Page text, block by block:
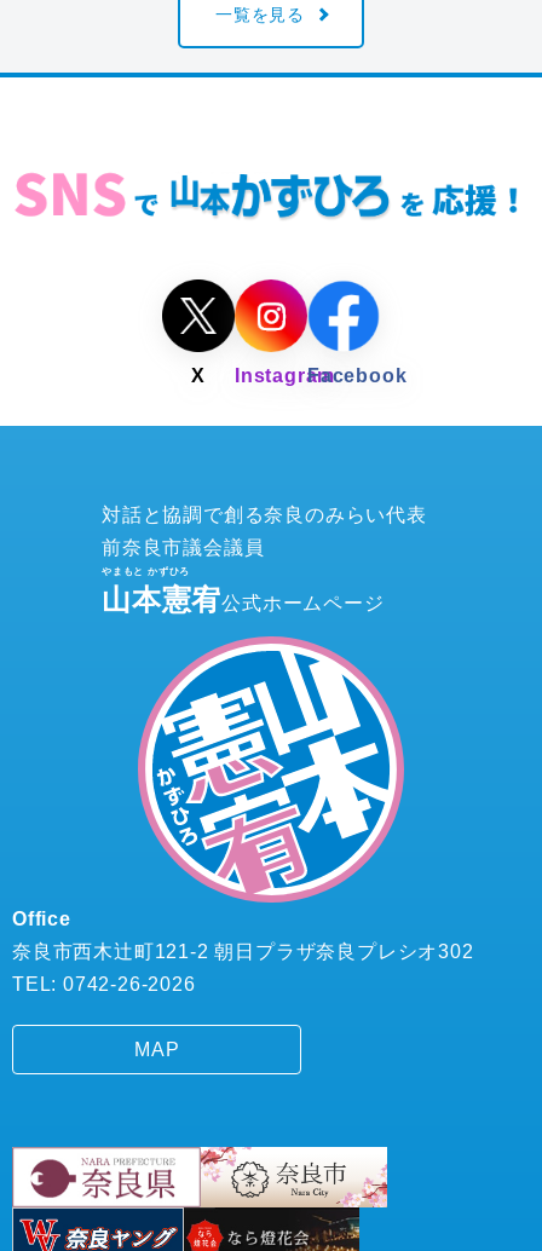
一覧を見る
対話と協調で創る奈良のみらい代表
前奈良市議会議員
山本憲宥公式ホームページ
Office
奈良市西木辻町121-2 朝日プラザ奈良プレシオ302
TEL: 0742-26-2026
MAP